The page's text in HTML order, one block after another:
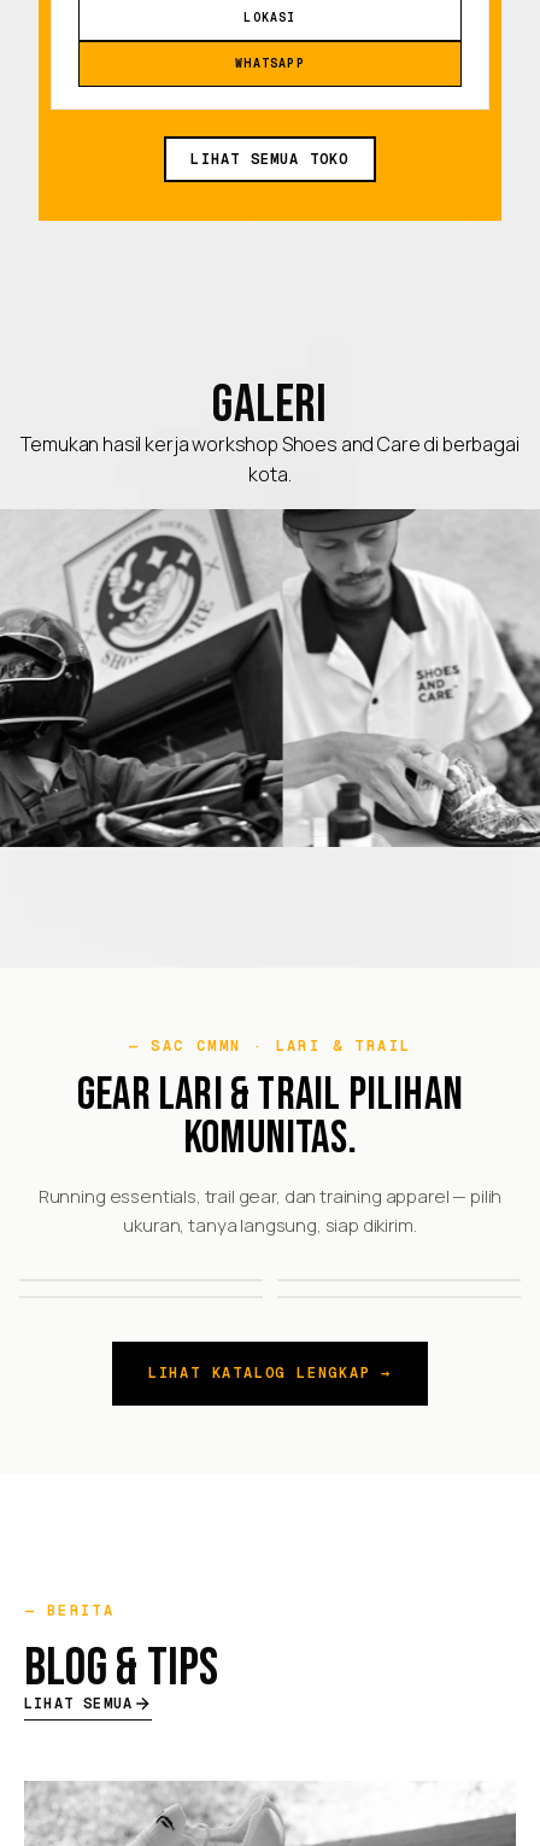
LOKASI
WHATSAPP
LIHAT SEMUA TOKO
GALERI
Temukan hasil kerja workshop Shoes and Care di berbagai
kota.
SAC CMMN · LARI & TRAIL
GEAR LARI & TRAIL PILIHAN
KOMUNITAS.
Running essentials, trail gear, dan training apparel — pilih
ukuran, tanya langsung, siap dikirim.
LIHAT KATALOG LENGKAP →
BERITA
BLOG & TIPS
LIHAT SEMUA